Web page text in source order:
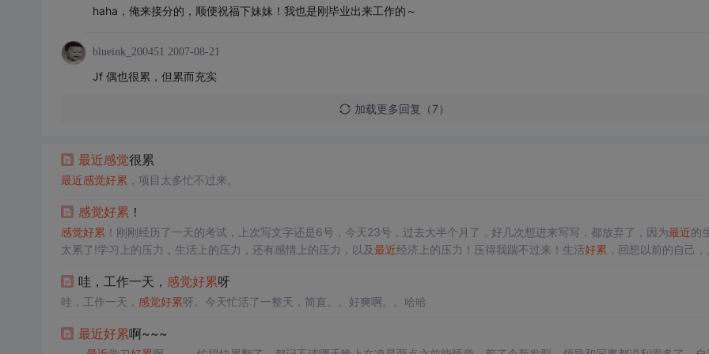
haha，俺来接分的，顺便祝福下妹妹！我也是刚毕业出来工作的～
blueink_200451 2007-08-21
Jf 偶也很累，但累而充实
加载更多回复（7）
最近感觉很累
最近感觉好累 ，项目太多忙不过来。
感觉好累 ！
感觉好累 ！刚刚经历了一天的考试，上次写文字还是6号，今天23号，过去大半个月了，好几次想进来写写，都放弃了，因为最近的
太累了!学习上的压力，生活上的压力，还有感情上的压力，以及最近经济上的压力！压得我踹不过来！生活好累 ，回想以前的自己，
生活抗争着，不知道最后谁输谁
哇，工作一天， 感觉好累呀
哇，工作一天， 感觉好累呀。今天忙活了一整天，简直。。好爽啊。。哈哈
最近好累啊~~~